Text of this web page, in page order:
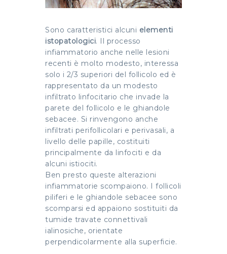
Sono caratteristici alcuni elementi
istopatologici. Il processo
infiammatorio anche nelle lesioni
recenti è molto modesto, interessa
solo i 2/3 superiori del follicolo ed è
rappresentato da un modesto
infiltrato linfocitario che invade la
parete del follicolo e le ghiandole
sebacee. Si rinvengono anche
infiltrati perifollicolari e perivasali, a
livello delle papille, costituiti
principalmente da linfociti e da
alcuni istiociti.
Ben presto queste alterazioni
infiammatorie scompaiono. I follicoli
piliferi e le ghiandole sebacee sono
scomparsi ed appaiono sostituiti da
tumide travate connettivali
ialinosiche, orientate
perpendicolarmente alla superficie.